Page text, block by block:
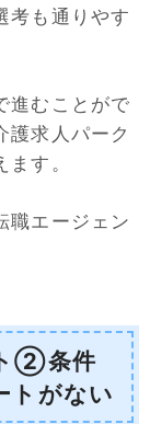
考も通りやす
進むことがで
護求人パーク
す。
職エージェン
②条件
トがない